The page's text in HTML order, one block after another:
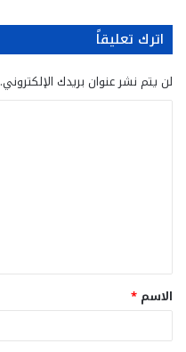
اترك تعليقاً
لن يتم نشر عنوان بريدك الإلكتروني.
ق
*
الاسم *